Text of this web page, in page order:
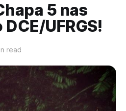
5 nas
UFRGS!
read